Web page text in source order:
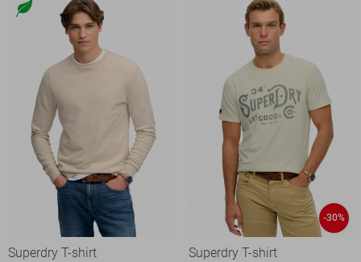
Superdry T-shirt
-30%
Superdry T-shirt